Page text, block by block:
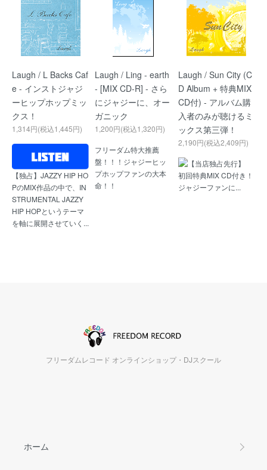
Laugh / L Backs Caf
e - インストジャジ
ーヒップホップミッ
クス！
1,314円(税込1,445円)
【独占】JAZZY HIP HO
PのMIX作品の中で、IN
STRUMENTAL JAZZY
HIP HOPというテーマ
を軸に展開させていく...
Laugh / Ling - earth
- [MIX CD-R] - さら
にジャジーに、オー
ガニック
1,200円(税込1,320円)
フリーダム特大推薦
盤！！！ジャジーヒッ
プホップファンの大本
命！！
Laugh / Sun City (C
D Album + 特典MIX
CD付) - アルバム購
入者のみが聴けるミ
ックス第三弾！
2,190円(税込2,409円)
【当店独占先行】
初回特典MIX CD付き！
ジャジーファンに...
フリーダムレコード オンラインショップ・DJスクール
ホーム